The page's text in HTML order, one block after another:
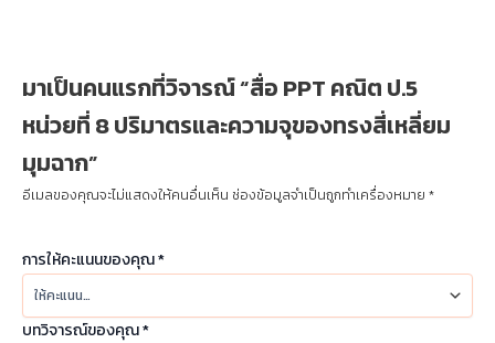
มาเป็นคนแรกที่วิจารณ์ “สื่อ PPT คณิต ป.5
หน่วยที่ 8 ปริมาตรและความจุของทรงสี่เหลี่ยม
มุมฉาก”
อีเมลของคุณจะไม่แสดงให้คนอื่นเห็น ช่องข้อมูลจำเป็นถูกทำเครื่องหมาย *
การให้คะแนนของคุณ*
บทวิจารณ์ของคุณ*